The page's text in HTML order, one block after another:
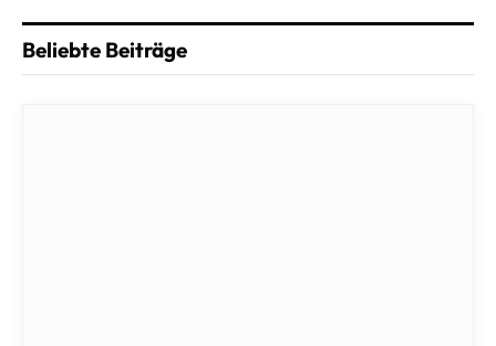
Beliebte Beiträge